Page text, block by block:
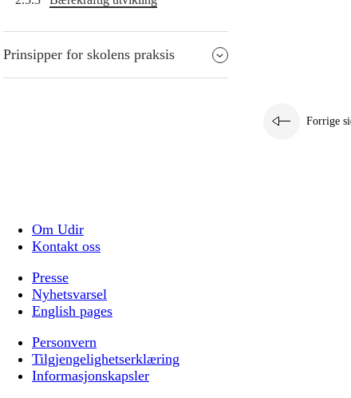
Prinsipper for skolens praksis
Forrige
Om Udir
Kontakt oss
Presse
Nyhetsvarsel
English pages
Personvern
Tilgjengelighetserklæring
Informasjonskapsler